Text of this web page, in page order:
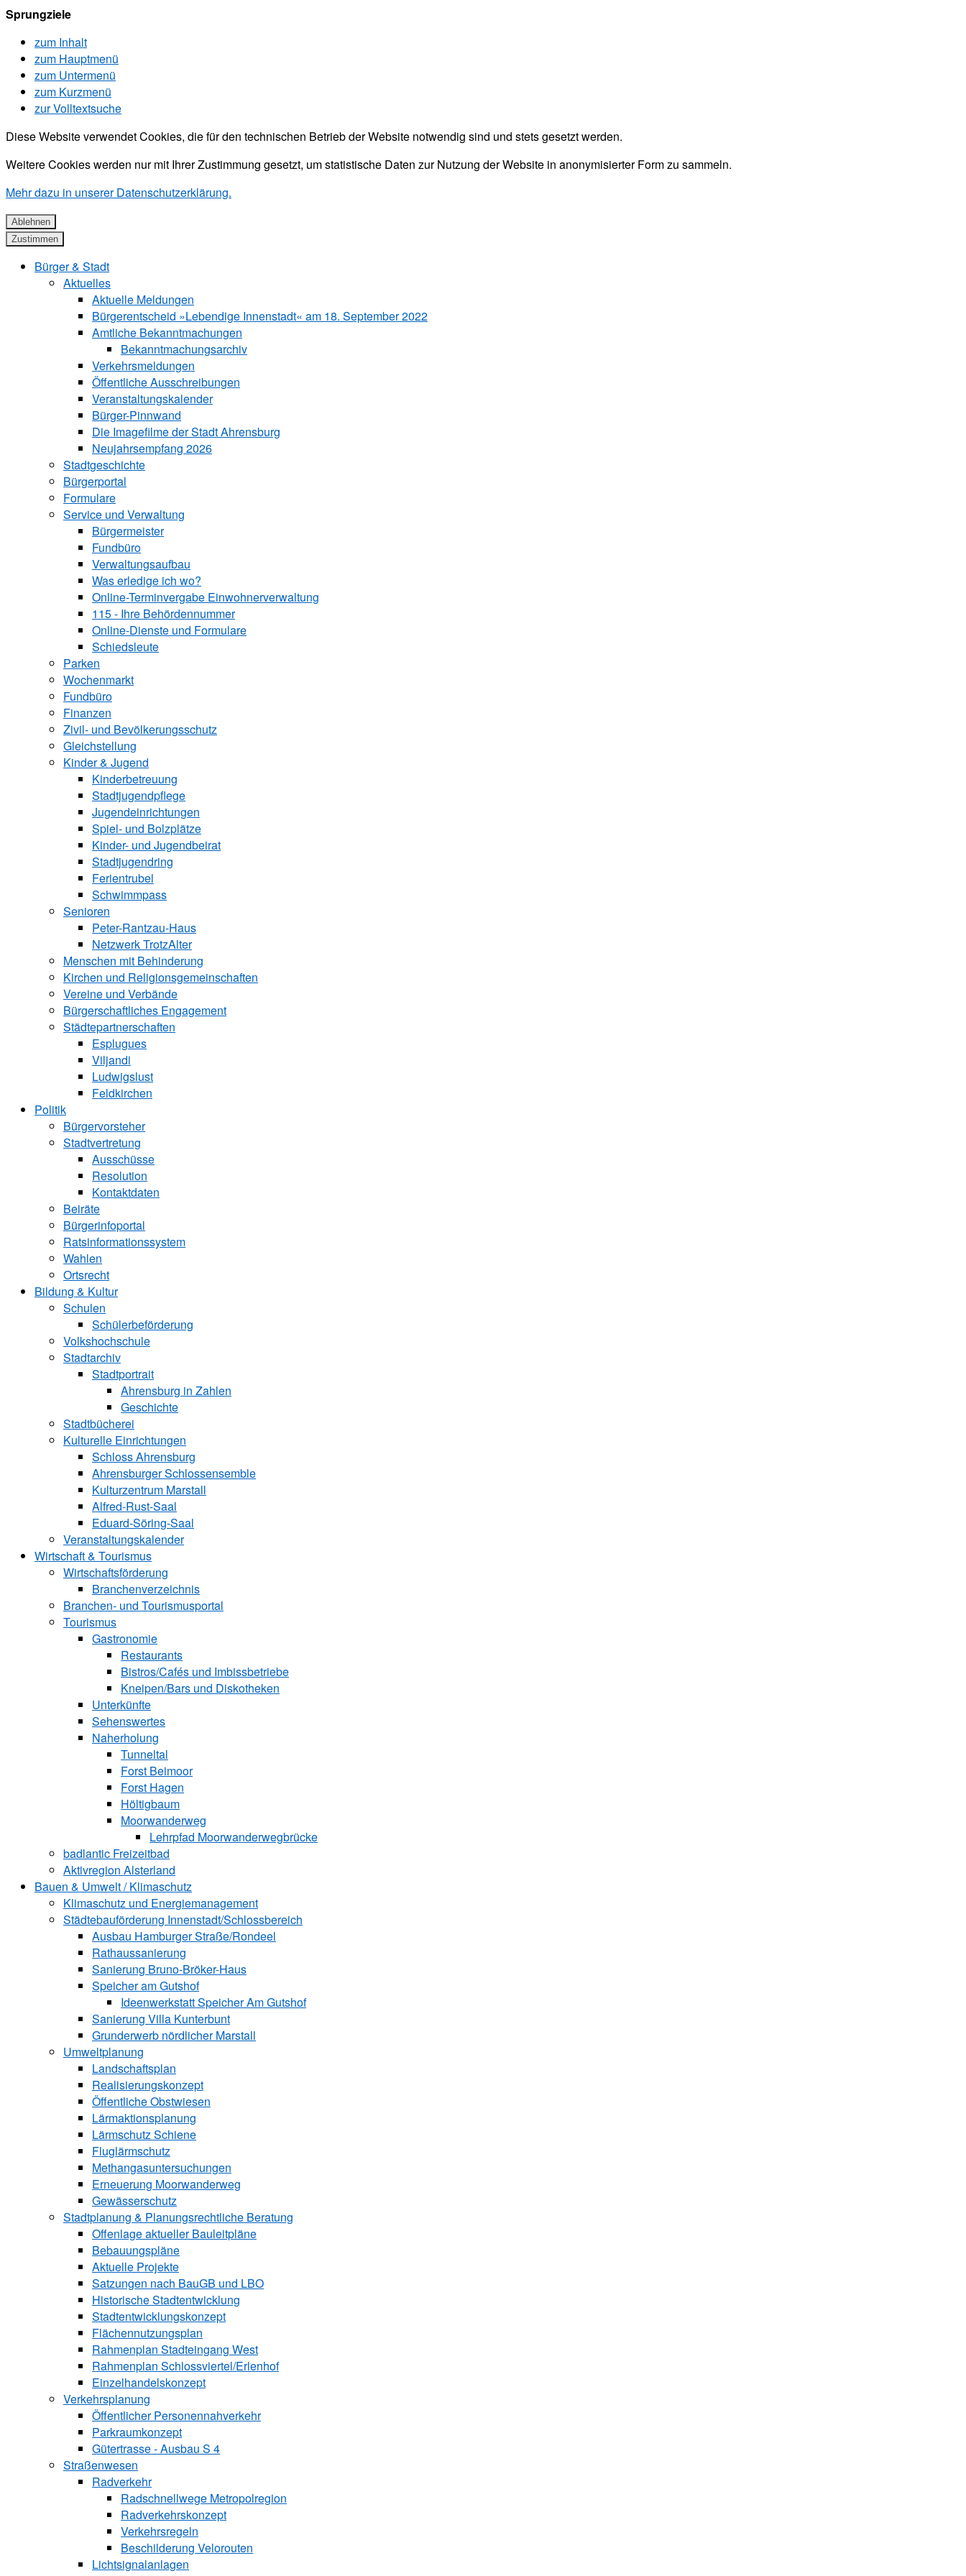
Sprungziele
zum Inhalt
zum Hauptmenü
zum Untermenü
zum Kurzmenü
zur Volltextsuche
Diese Website verwendet Cookies, die für den technischen Betrieb der Website notwendig sind und stets gesetzt werden.
Weitere Cookies werden nur mit Ihrer Zustimmung gesetzt, um statistische Daten zur Nutzung der Website in anonymisierter Form zu sammeln.
Mehr dazu in unserer Datenschutzerklärung.
Ablehnen
Zustimmen
Bürger & Stadt
Aktuelles
Aktuelle Meldungen
Bürgerentscheid »Lebendige Innenstadt« am 18. September 2022
Amtliche Bekanntmachungen
Bekanntmachungs­archiv
Verkehrsmeldungen
Öffentliche Ausschreibungen
Veranstaltungskalender
Bürger-Pinnwand
Die Imagefilme der Stadt Ahrensburg
Neujahrsempfang 2026
Stadtgeschichte
Bürgerportal
Formulare
Service und Verwaltung
Bürgermeister
Fundbüro
Verwaltungsaufbau
Was erledige ich wo?
Online-Terminvergabe Einwohnerverwaltung
115 - Ihre Behördennummer
Online-Dienste und Formulare
Schiedsleute
Parken
Wochenmarkt
Fundbüro
Finanzen
Zivil- und Bevölkerungsschutz
Gleichstellung
Kinder & Jugend
Kinderbetreuung
Stadtjugendpflege
Jugendeinrichtungen
Spiel- und Bolzplätze
Kinder- und Jugendbeirat
Stadtjugendring
Ferientrubel
Schwimmpass
Senioren
Peter-Rantzau-Haus
Netzwerk TrotzAlter
Menschen mit Behinderung
Kirchen und ­Religionsgemeinschaften
Vereine und Verbände
Bürgerschaftliches Engagement
Städtepartnerschaften
Esplugues
Viljandi
Ludwigslust
Feldkirchen
Politik
Bürgervorsteher
Stadtvertretung
Ausschüsse
Resolution
Kontaktdaten
Beiräte
Bürgerinfoportal
Ratsinformationssystem
Wahlen
Ortsrecht
Bildung & Kultur
Schulen
Schülerbeförderung
Volkshochschule
Stadtarchiv
Stadtportrait
Ahrensburg in Zahlen
Geschichte
Stadtbücherei
Kulturelle Einrichtungen
Schloss Ahrensburg
Ahrensburger Schlossensemble
Kulturzentrum Marstall
Alfred-Rust-Saal
Eduard-Söring-Saal
Veranstaltungskalender
Wirtschaft & Tourismus
Wirtschaftsförderung
Branchenverzeichnis
Branchen- und Tourismusportal
Tourismus
Gastronomie
Restaurants
Bistros/Cafés und Imbissbetriebe
Kneipen/Bars und Diskotheken
Unterkünfte
Sehenswertes
Naherholung
Tunneltal
Forst Beimoor
Forst Hagen
Höltigbaum
Moorwanderweg
Lehrpfad Moorwanderwegbrücke
badlantic Freizeitbad
Aktivregion Alsterland
Bauen & Umwelt / Klimaschutz
­Klimaschutz und ­­Energiemanagement
Städtebauförderung Innenstadt/Schlossbereich
Ausbau Hamburger Straße/Rondeel
Rathaussanierung
Sanierung Bruno-Bröker-Haus
Speicher am Gutshof
Ideenwerkstatt Speicher Am Gutshof
Sanierung Villa Kunterbunt
Grunderwerb nördlicher Marstall
Umweltplanung
Landschaftsplan
Realisierungskonzept
Öffentliche Obstwiesen
Lärmaktionsplanung
Lärmschutz Schiene
Fluglärmschutz
Methangasuntersuchungen
Erneuerung Moorwanderweg
Gewässerschutz
Stadtplanung & Planungsrechtliche Beratung
Offenlage aktueller Bauleitpläne
Bebauungspläne
Aktuelle Projekte
Satzungen ­nach BauGB und LBO
Historische Stadtentwicklung
Stadtentwicklungskonzept
Flächennutzungsplan
Rahmenplan Stadteingang West
Rahmenplan Schlossviertel/Erlenhof
Einzelhandelskonzept
Verkehrsplanung
Öffentlicher Personennahverkehr
Parkraumkonzept
Gütertrasse - Ausbau S 4
Straßenwesen
Radverkehr
Radschnellwege Metropolregion
Radverkehrskonzept
Verkehrsregeln
Beschilderung Velorouten
Lichtsignalanlagen